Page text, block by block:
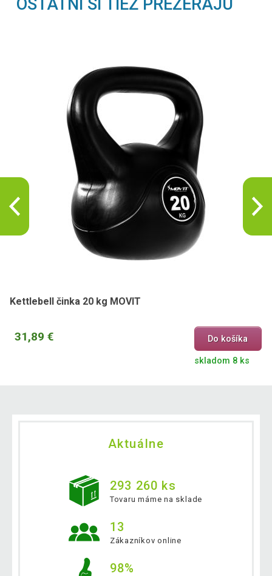
OSTATNÍ SI TIEŽ PREZERAJÚ
Kettlebell činka 20 kg MOVIT
31,89 € Do košíka
skladom 8 ks
Aktuálne
293 260 ks
Tovaru máme na sklade
13
Zákazníkov online
98%